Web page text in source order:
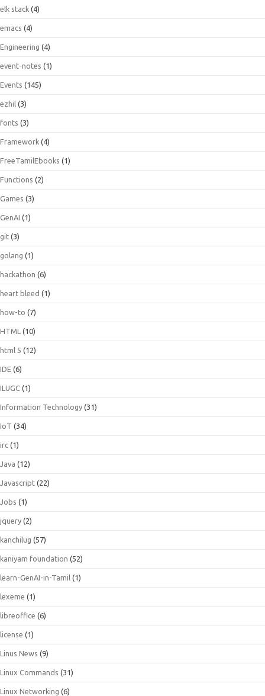
elk stack (4)
emacs (4)
Engineering (4)
event-notes (1)
Events (145)
ezhil (3)
fonts (3)
Framework (4)
FreeTamilEbooks (1)
Functions (2)
Games (3)
GenAI (1)
git (3)
golang (1)
hackathon (6)
heart bleed (1)
how-to (7)
HTML (10)
html 5 (12)
IDE (6)
ILUGC (1)
Information Technology (31)
IoT (34)
irc (1)
Java (12)
Javascript (22)
Jobs (1)
jquery (2)
kanchilug (57)
kaniyam foundation (52)
learn-GenAI-in-Tamil (1)
lexeme (1)
libreoffice (6)
license (1)
Linus News (9)
Linux Commands (31)
Linux Networking (6)